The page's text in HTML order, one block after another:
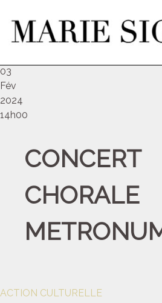
03
Fév
2024
14h00
ACTION CULTURELLE